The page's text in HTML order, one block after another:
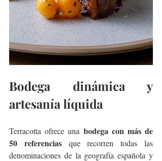
Bodega dinámica y
artesanía líquida
Terracotta ofrece una bodega con más de
50 referencias que recorren todas las
denominaciones de la geografía española y